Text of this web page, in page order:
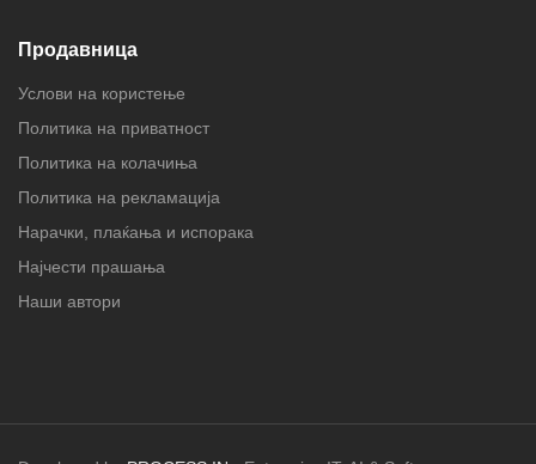
Продавница
Услови на користење
Политика на приватност
Политика на колачиња
Политика на рекламација
Нарачки, плаќања и испорака
Најчести прашања
Наши автори